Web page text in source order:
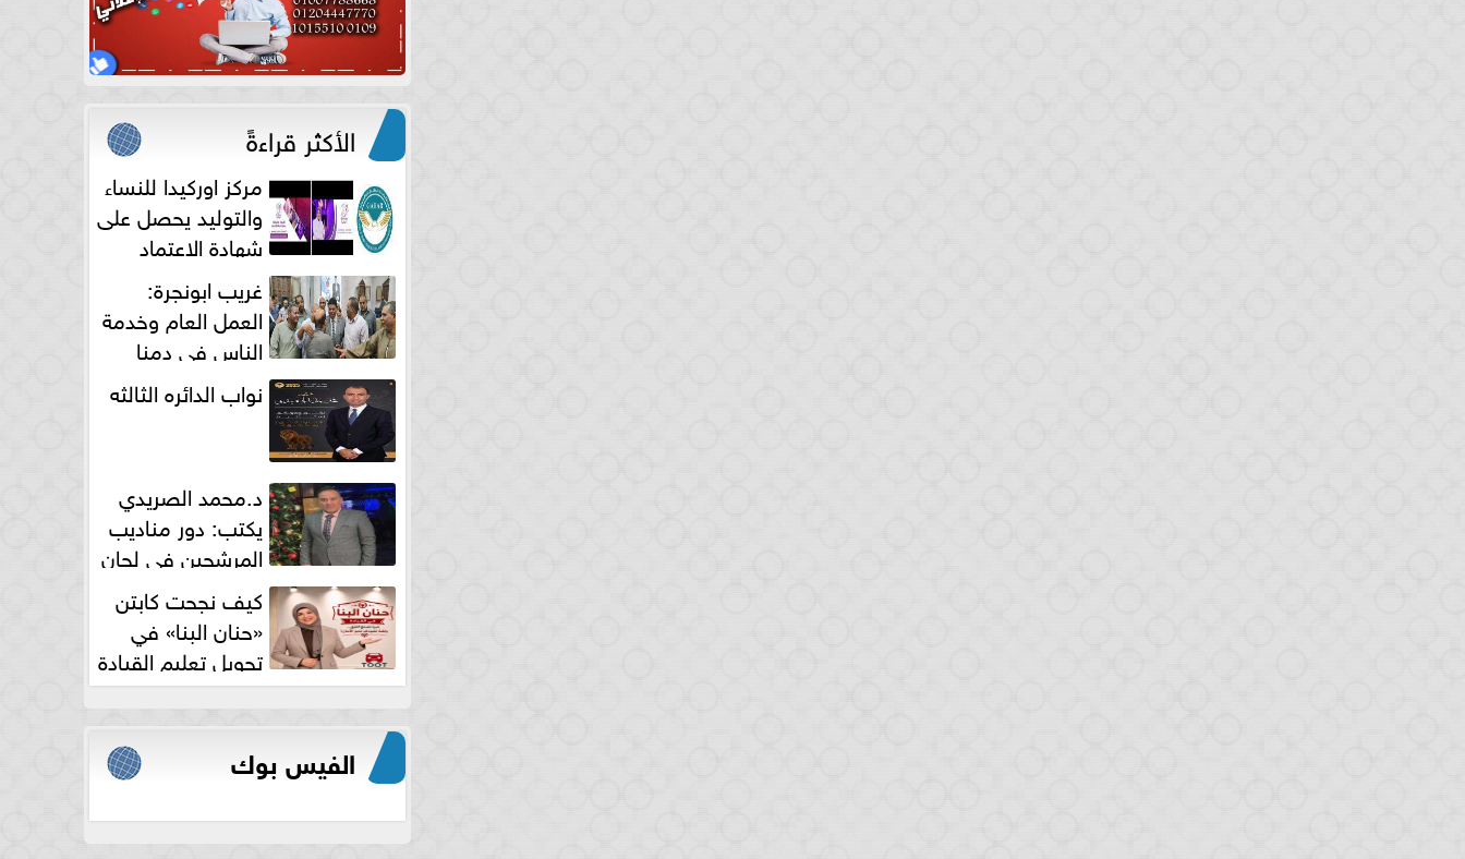
الأكثر قراءةً
مركز اوركيدا للنساء
والتوليد يحصل على
شهادة الاعتماد
الكامل
غريب ابونجرة:
العمل العام وخدمة
الناس فى دمنا
نواب الدائره الثالثه
د.محمد الصريدي
يكتب: دور مناديب
المرشحين في لجان
الانتخابات
كيف نجحت كابتن
«حنان البنا» في
تحويل تعليم القيادة
النسائية من خوف...
الفيس بوك